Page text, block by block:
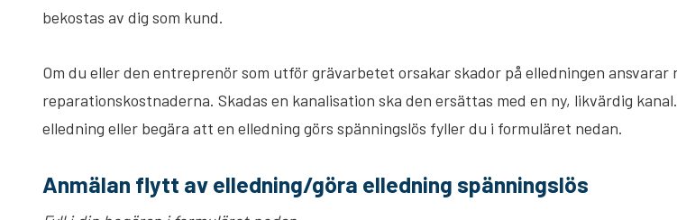
bekostas av dig som kund.
Om du eller den entreprenör som utför grävarbetet orsakar skador på elledningen ansvarar
reparationskostnaderna. Skadas en kanalisation ska den ersättas med en ny, likvärdig
elledning eller begära att en elledning görs spänningslös fyller du i formuläret nedan.
Anmälan flytt av elledning/göra elledning spänningslös